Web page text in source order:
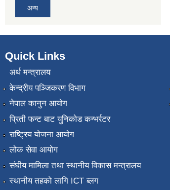
अन्य
Quick Links
अर्थ मन्त्रालय
केन्द्रीय पञ्जिकरण विभाग
नेपाल कानुन आयोग
प्रिती फन्ट बाट युनिकोड कन्भर्रटर
राष्ट्रिय योजना आयोग
लोक सेवा आयोग
संघीय मामिला तथा स्थानीय विकास मन्त्रालय
स्थानीय तहको लागि ICT ब्लग